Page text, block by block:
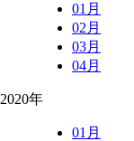
01月
02月
03月
04月
2020年
01月